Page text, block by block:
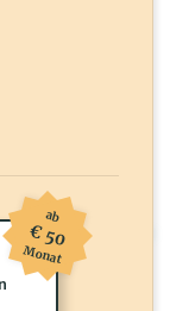
Inhalte
dieses Profil frei
ab
€ 50
Monat